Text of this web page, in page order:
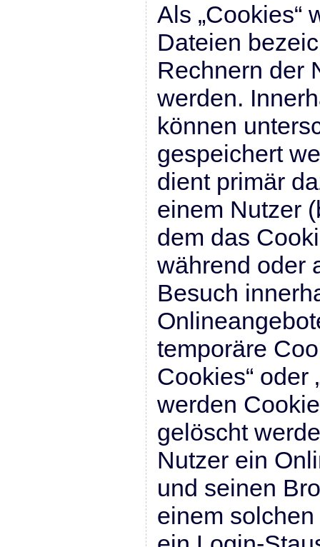
Als „Cookies“
Dateien
Rechnern der
werden.
können
gespeichert
dient primär
einem Nutzer
dem das
während oder
Besuch
temporäre
Cookies“ oder
werden
gelöscht
Nutzer ein
und seinen
einem